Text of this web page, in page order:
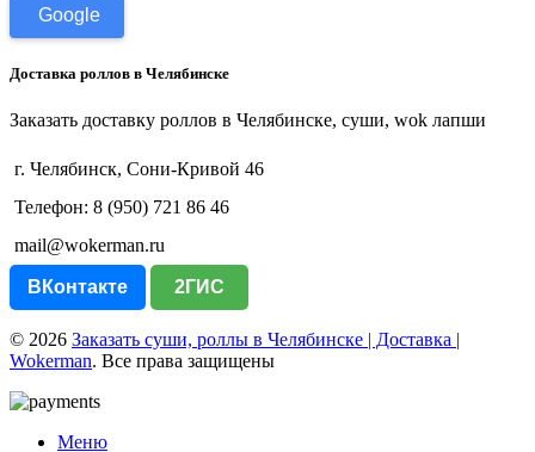
Google
Доставка роллов в Челябинске
Заказать доставку роллов в Челябинске, суши, wok лапши
г. Челябинск, Сони-Кривой 46
Телефон: 8 (950) 721 86 46
mail@wokerman.ru
ВКонтакте 2ГИС
© 2026 Заказать суши, роллы в Челябинске | Доставка |
Wokerman. Все права защищены
Меню